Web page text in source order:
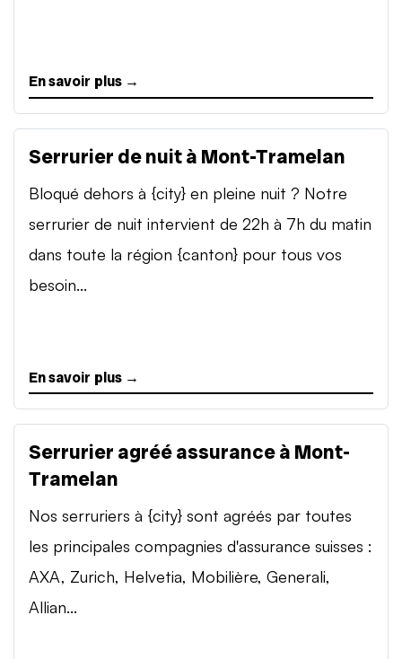
En savoir plus →
Serrurier de nuit à Mont-Tramelan
Bloqué dehors à {city} en pleine nuit ? Notre
serrurier de nuit intervient de 22h à 7h du matin
dans toute la région {canton} pour tous vos
besoin...
En savoir plus →
Serrurier agréé assurance à Mont-
Tramelan
Nos serruriers à {city} sont agréés par toutes
les principales compagnies d'assurance suisses :
AXA, Zurich, Helvetia, Mobilière, Generali,
Allian...